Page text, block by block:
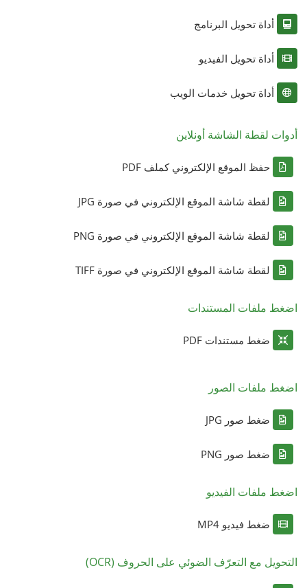
أداة تحويل البرنامج
أداة تحويل الفيديو
أداة تحويل خدمات الويب
أدوات لقطة الشاشة أونلاين
حفظ الموقع الإلكتروني كملف PDF
لقطة شاشة الموقع الإلكتروني في صورة JPG
لقطة شاشة الموقع الإلكتروني في صورة PNG
لقطة شاشة الموقع الإلكتروني في صورة TIFF
اضغط ملفات المستندات
ضغط مستندات PDF
اضغط ملفات الصور
ضغط صور JPG
ضغط صور PNG
اضغط ملفات الفيديو
ضغط فيديو MP4
التحويل مع التعرّف الضوئي على الحروف (OCR)